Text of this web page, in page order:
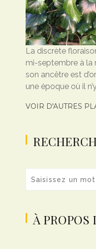
La discrète
mi-septembre à la
son ancêtre est
une époque où il
VOIR D'AUTRES
À PROPOS